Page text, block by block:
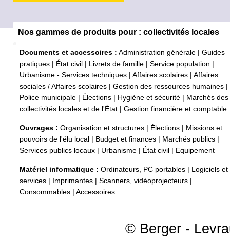
Nos gammes de produits pour : collectivités locales
Documents et accessoires : Administration générale
Guides
pratiques
État civil Livrets de famille Service population
Urbanisme - Services techniques
Affaires scolaires
Affaires
sociales / Affaires scolaires
Gestion des ressources humaines
Police municipale
Élections Hygiène et sécurité
Marchés des
collectivités locales et de l'État
Gestion financière et comptable
Ouvrages : Organisation et structures Élections
Missions et
pouvoirs de l'élu local
Budget et finances Marchés publics
Services publics locaux
Urbanisme État civil Equipement
Matériel informatique : Ordinateurs, PC portables
Logiciels et
services
Imprimantes Scanners, vidéoprojecteurs
Consommables
Accessoires
© Berger -